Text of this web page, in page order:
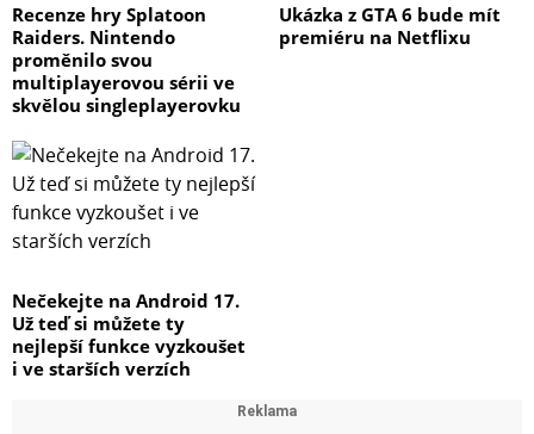
Recenze hry Splatoon
Raiders. Nintendo
proměnilo svou
multiplayerovou sérii ve
skvělou singleplayerovku
Ukázka z GTA 6 bude mít
premiéru na Netflixu
Nečekejte na Android 17.
Už teď si můžete ty
nejlepší funkce vyzkoušet
i ve starších verzích